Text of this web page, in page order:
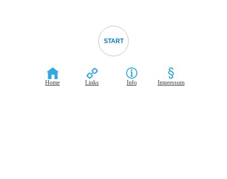
Home Links Info Impressum